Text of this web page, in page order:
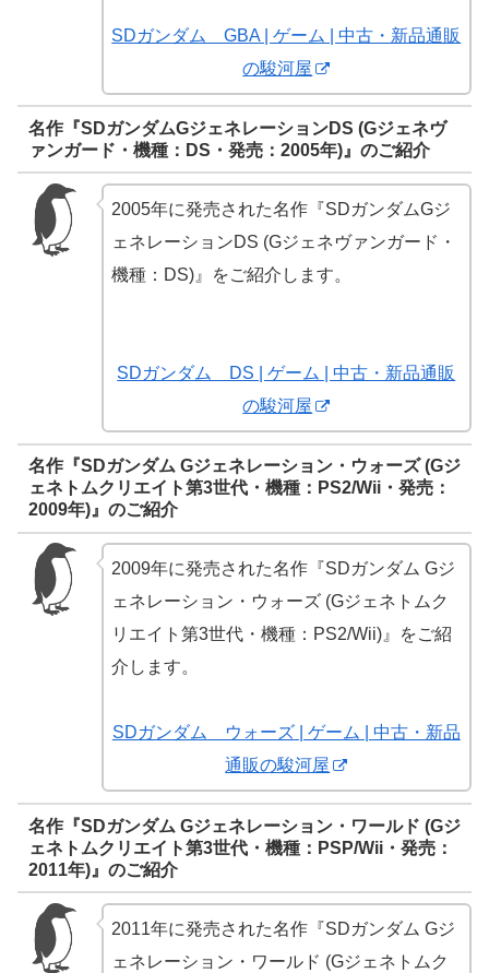
SDガンダム GBA | ゲーム | 中古・新品通販
の駿河屋
名作『SDガンダムGジェネレーションDS (Gジェネヴ
ァンガード・機種：DS・発売：2005年)』のご紹介
2005年に発売された名作『SDガンダムGジ
ェネレーションDS (Gジェネヴァンガード・
機種：DS)』をご紹介します。
SDガンダム DS | ゲーム | 中古・新品通販
の駿河屋
名作『SDガンダム Gジェネレーション・ウォーズ (Gジ
ェネトムクリエイト第3世代・機種：PS2/Wii・発売：
2009年)』のご紹介
2009年に発売された名作『SDガンダム Gジ
ェネレーション・ウォーズ (Gジェネトムク
リエイト第3世代・機種：PS2/Wii)』をご紹
介します。
SDガンダム ウォーズ | ゲーム | 中古・新品
通販の駿河屋
名作『SDガンダム Gジェネレーション・ワールド (Gジ
ェネトムクリエイト第3世代・機種：PSP/Wii・発売：
2011年)』のご紹介
2011年に発売された名作『SDガンダム Gジ
ェネレーション・ワールド (Gジェネトムク